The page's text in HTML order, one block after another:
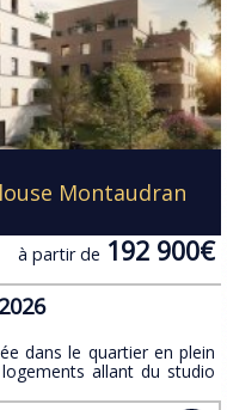
Montaudran
à partir de 192 900€
dans le quartier en plein
allant du studio